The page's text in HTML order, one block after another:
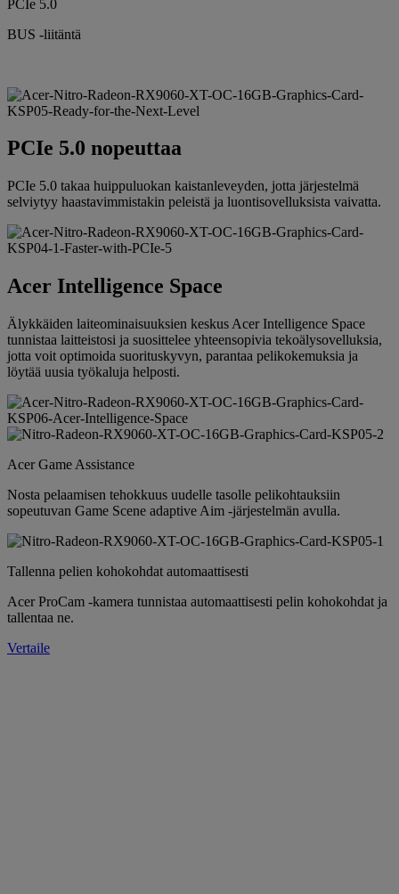
PCIe 5.0
BUS -liitäntä
PCIe 5.0 nopeuttaa
PCIe 5.0 takaa huippuluokan kaistanleveyden, jotta järjestelmä
selviytyy haastavimmistakin peleistä ja luontisovelluksista vaivatta.
Acer Intelligence Space
Älykkäiden laiteominaisuuksien keskus Acer Intelligence Space
tunnistaa laitteistosi ja suosittelee yhteensopivia tekoälysovelluksia,
jotta voit optimoida suorituskyvyn, parantaa pelikokemuksia ja
löytää uusia työkaluja helposti.
Acer Game Assistance
Nosta pelaamisen tehokkuus uudelle tasolle pelikohtauksiin
sopeutuvan Game Scene adaptive Aim -järjestelmän avulla.
Tallenna pelien kohokohdat automaattisesti
Acer ProCam -kamera tunnistaa automaattisesti pelin kohokohdat ja
tallentaa ne.
Vertaile